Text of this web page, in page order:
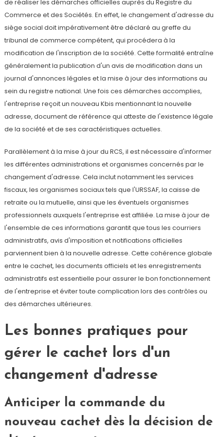
de réaliser les démarches officielles auprès du Registre du
Commerce et des Sociétés. En effet, le changement d'adresse du
siège social doit impérativement être déclaré au greffe du
tribunal de commerce compétent, qui procédera à la
modification de l'inscription de la société. Cette formalité entraîne
généralement la publication d'un avis de modification dans un
journal d'annonces légales et la mise à jour des informations au
sein du registre national. Une fois ces démarches accomplies,
l'entreprise reçoit un nouveau Kbis mentionnant la nouvelle
adresse, document de référence qui atteste de l'existence légale
de la société et de ses caractéristiques actuelles.
Parallèlement à la mise à jour du RCS, il est nécessaire d'informer
les différentes administrations et organismes concernés par le
changement d'adresse. Cela inclut notamment les services
fiscaux, les organismes sociaux tels que l'URSSAF, la caisse de
retraite ou la mutuelle, ainsi que les éventuels organismes
professionnels auxquels l'entreprise est affiliée. La mise à jour de
l'ensemble de ces informations garantit que tous les courriers
administratifs, avis d'imposition et notifications officielles
parviennent bien à la nouvelle adresse. Cette cohérence globale
entre le cachet, les documents officiels et les enregistrements
administratifs est essentielle pour assurer le bon fonctionnement
de l'entreprise et éviter toute complication lors des contrôles ou
des démarches ultérieures.
Les bonnes pratiques pour
gérer le cachet lors d'un
changement d'adresse
Anticiper la commande du
nouveau cachet dès la décision de